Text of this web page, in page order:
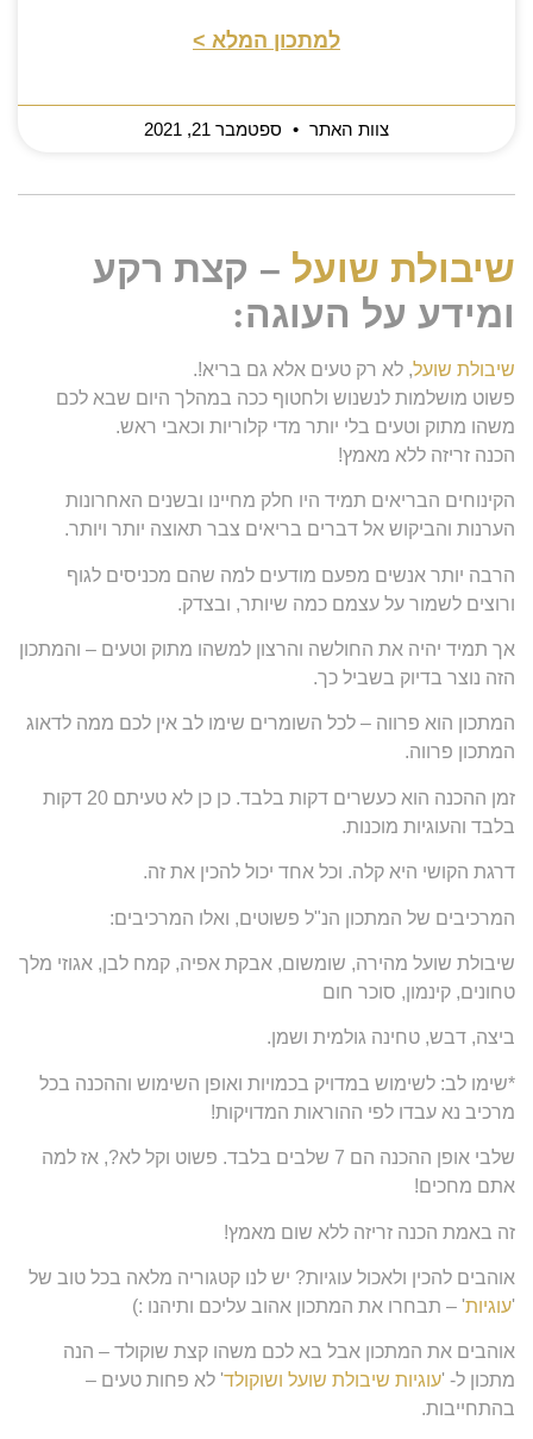
למתכון המלא >
צוות האתר ספטמבר 21, 2021
שיבולת שועל – קצת רקע
ומידע על העוגה:
שיבולת שועל, לא רק טעים אלא גם בריא!.
פשוט מושלמות לנשנוש ולחטוף ככה במהלך היום שבא לכם
משהו מתוק וטעים בלי יותר מדי קלוריות וכאבי ראש.
הכנה זריזה ללא מאמץ!
הקינוחים הבריאים תמיד היו חלק מחיינו ובשנים האחרונות
הערנות והביקוש אל דברים בריאים צבר תאוצה יותר ויותר.
הרבה יותר אנשים מפעם מודעים למה שהם מכניסים לגוף
ורוצים לשמור על עצמם כמה שיותר, ובצדק.
אך תמיד יהיה את החולשה והרצון למשהו מתוק וטעים – והמתכון
הזה נוצר בדיוק בשביל כך.
המתכון הוא פרווה – לכל השומרים שימו לב אין לכם ממה לדאוג
המתכון פרווה.
זמן ההכנה הוא כעשרים דקות בלבד. כן כן לא טעיתם 20 דקות
בלבד והעוגיות מוכנות.
דרגת הקושי היא קלה. וכל אחד יכול להכין את זה.
המרכיבים של המתכון הנ"ל פשוטים, ואלו המרכיבים:
שיבולת שועל מהירה, שומשום, אבקת אפיה, קמח לבן, אגוזי מלך
טחונים, קינמון, סוכר חום
ביצה, דבש, טחינה גולמית ושמן.
*שימו לב: לשימוש במדויק בכמויות ואופן השימוש וההכנה בכל
מרכיב נא עבדו לפי ההוראות המדויקות!
שלבי אופן ההכנה הם 7 שלבים בלבד. פשוט וקל לא?, אז למה
אתם מחכים!
זה באמת הכנה זריזה ללא שום מאמץ!
אוהבים להכין ולאכול עוגיות? יש לנו קטגוריה מלאה בכל טוב של
'עוגיות' – תבחרו את המתכון אהוב עליכם ותיהנו :)
אוהבים את המתכון אבל בא לכם משהו קצת שוקולד – הנה
מתכון ל- 'עוגיות שיבולת שועל ושוקולד' לא פחות טעים –
בהתחייבות.